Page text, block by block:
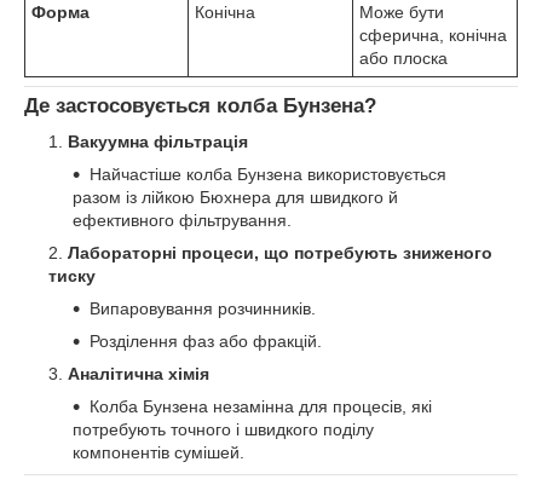
Форма
Конічна
Може бути
сферична, конічна
або плоска
Де застосовується колба Бунзена?
Вакуумна фільтрація
Найчастіше колба Бунзена використовується
разом із лійкою Бюхнера для швидкого й
ефективного фільтрування.
Лабораторні процеси, що потребують зниженого
тиску
Випаровування розчинників.
Розділення фаз або фракцій.
Аналітична хімія
Колба Бунзена незамінна для процесів, які
потребують точного і швидкого поділу
компонентів сумішей.